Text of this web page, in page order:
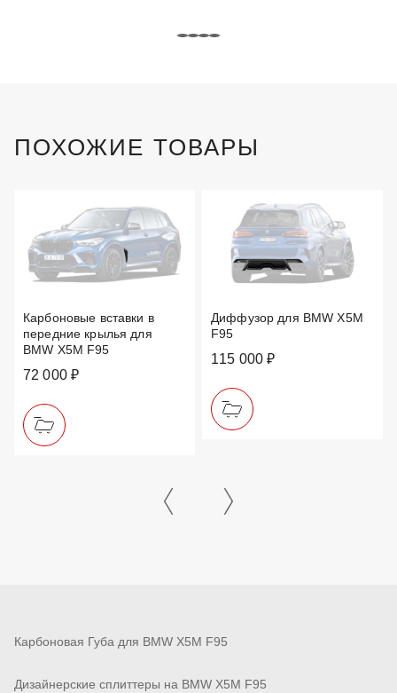
ПОХОЖИЕ ТОВАРЫ
Карбоновые вставки в
передние крылья для
BMW X5M F95
72 000 ₽
Диффузор для BMW X5M
F95
115 000 ₽
Карбоновая Губа для BMW X5M F95
Дизайнерские сплиттеры на BMW X5M F95